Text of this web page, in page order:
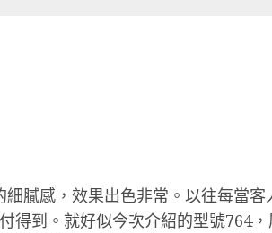
膩感，效果出色非常。以往每當客
得到。就好似今次介紹的型號764